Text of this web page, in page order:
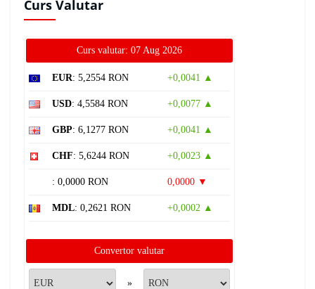
Curs Valutar
Curs valutar: 07 Aug 2026
EUR: 5,2554 RON +0,0041 ▲
USD: 4,5584 RON +0,0077 ▲
GBP: 6,1277 RON +0,0041 ▲
CHF: 5,6244 RON +0,0023 ▲
: 0,0000 RON 0,0000 ▼
MDL: 0,2621 RON +0,0002 ▲
Convertor valutar
»